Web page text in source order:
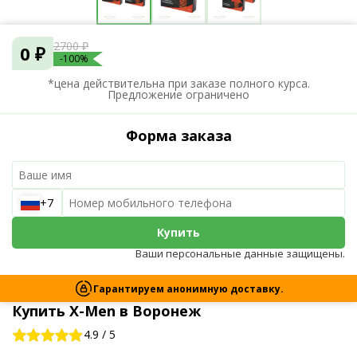
Купить X-Men в Воронеж
4.9 / 5
0 ₽ 2700 ₽
-100%
*цена действительна при заказе полного курса.
Предложение ограничено
Форма заказа
+7
Купить
Ваши персональные данные защищены.
Гарантируем анонимную доставку.